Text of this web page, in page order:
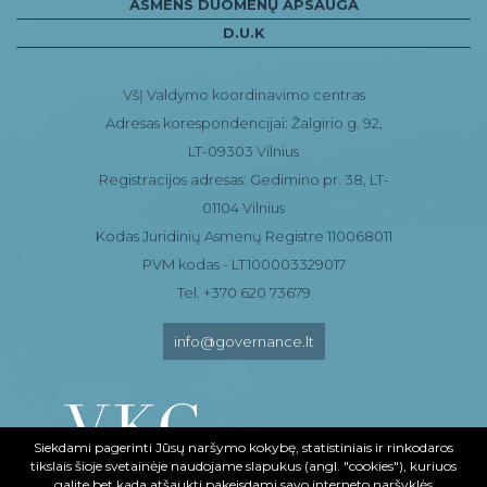
ASMENS DUOMENŲ APSAUGA
D.U.K
VšĮ Valdymo koordinavimo centras
Adresas korespondencijai: Žalgirio g. 92,
LT-09303 Vilnius
Registracijos adresas: Gedimino pr. 38, LT-
01104 Vilnius
Kodas Juridinių Asmenų Registre 110068011
PVM kodas - LT100003329017
Tel. +370 620 73679
info@governance.lt
Siekdami pagerinti Jūsų naršymo kokybę, statistiniais ir rinkodaros
tikslais šioje svetainėje naudojame slapukus (angl. "cookies"), kuriuos